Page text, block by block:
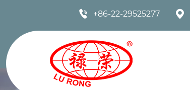
 +86-22-29525277 